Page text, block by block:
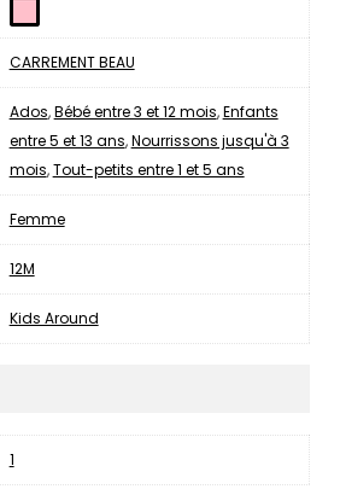
CARREMENT BEAU
Ados,Bébé entre 3 et 12 mois,Enfants
entre 5 et 13 ans,Nourrissons jusqu'à 3
mois,Tout-petits entre 1 et 5 ans
Femme
12M
Kids Around
1